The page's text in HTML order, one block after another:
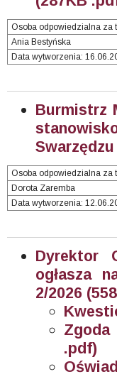
Osoba odpowiedzialna za
Ania Bestyńska
Data wytworzenia:
Burmistrz
Osoba odpowiedzialna za
Dorota Zaremba
Data wytworzenia:
Dyrektor
ogłasza
2/2026
Zgoda
.pdf)